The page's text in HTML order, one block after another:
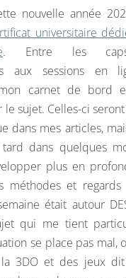
O
N
S
A
U
T
O
U
R
D
E
S
H
I
nouvelle année
universitaire
. Entre les
aux sessions en
carnet de bord
le sujet. Celles-ci
dans mes articles,
dans quelques
plus en
méthodes et regards
était autour
qui me tient
se place pas mal,
la 3DO et des jeux